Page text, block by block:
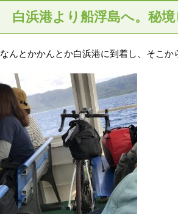
白浜港より船浮島へ。秘
なんとかかんとか白浜港に到着し、そこ